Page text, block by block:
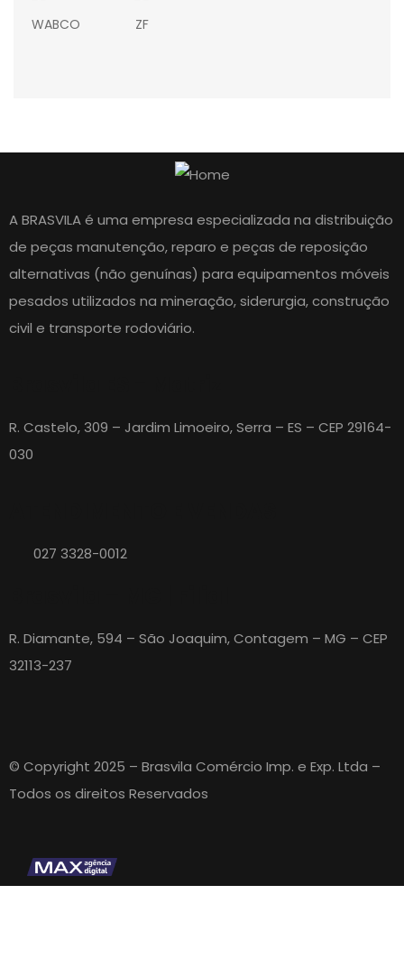
WABCO ZF
A BRASVILA é uma empresa especializada na distribuição
de peças manutenção, reparo e peças de reposição
alternativas (não genuínas) para equipamentos móveis
pesados utilizados na mineração, siderurgia, construção
civil e transporte rodoviário.
R. Castelo, 309 – Jardim Limoeiro, Serra – ES – CEP 29164-
030
027 3328-0012
R. Diamante, 594 – São Joaquim, Contagem – MG – CEP
32113-237
© Copyright 2025 – Brasvila Comércio Imp. e Exp. Ltda –
Todos os direitos Reservados